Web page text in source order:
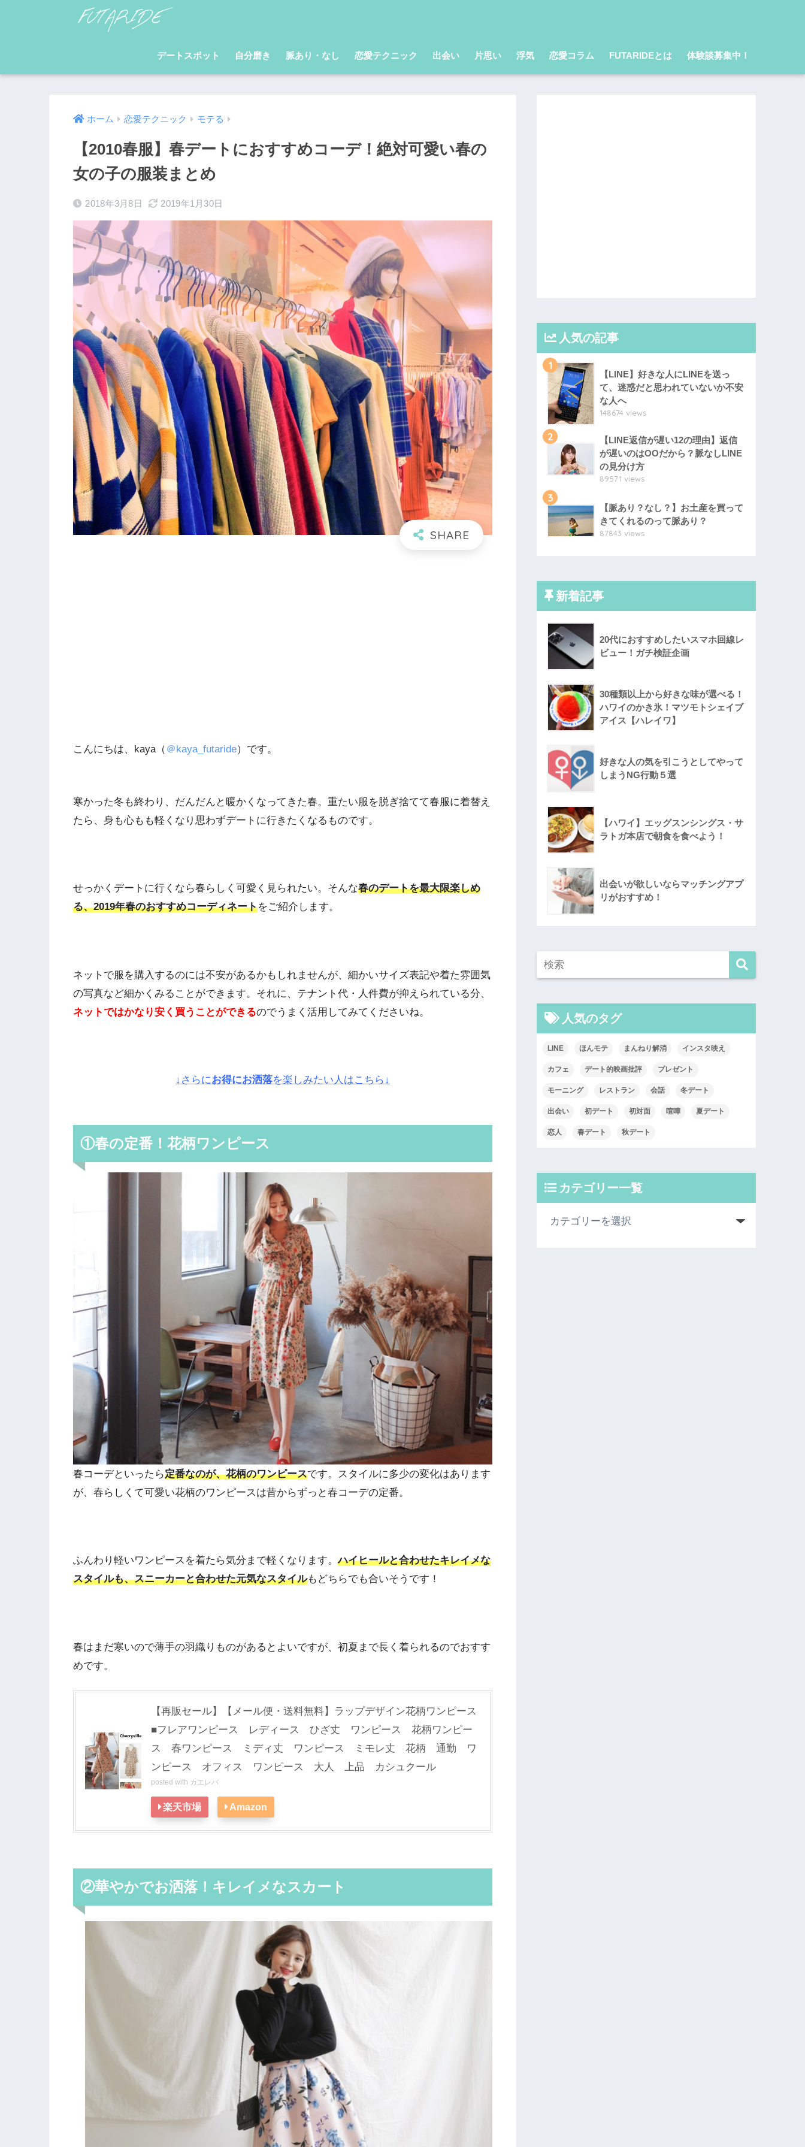
デートスポット 自分磨き 脈あり・なし 恋愛テクニック 出会い 片思い 浮気 恋愛コラム FUTARIDEとは 体験談募集中！
ホーム 恋愛テクニック モテる
【2010春服】春デートにおすすめコーデ！絶対可愛い春の
女の子の服装まとめ
2018年3月8日 2019年1月30日
こんにちは、kaya（ ＠kaya_futaride）です。
寒かった冬も終わり、だんだんと暖かくなってきた春。重たい服を脱ぎ捨てて春服に着替え
たら、身も心もも軽くなり思わずデートに行きたくなるものです。
せっかくデートに行くなら春らしく可愛く見られたい。そんな春のデートを最大限楽しめ
る、2019年春のおすすめコーディネートをご紹介します。
ネットで服を購入するのには不安があるかもしれませんが、細かいサイズ表記や着た雰囲気
の写真など細かくみることができます。それに、テナント代・人件費が抑えられている分、
ネットではかなり安く買うことができるのでうまく活用してみてくださいね。
↓さらにお得にお洒落を楽しみたい人はこちら↓
①春の定番！花柄ワンピース
春コーデといったら定番なのが、花柄のワンピースです。スタイルに多少の変化はあります
が、春らしくて可愛い花柄のワンピースは昔からずっと春コーデの定番。
ふんわり軽いワンピースを着たら気分まで軽くなります。ハイヒールと合わせたキレイメな
スタイルも、スニーカーと合わせた元気なスタイルもどちらでも合いそうです！
春はまだ寒いので薄手の羽織りものがあるとよいですが、初夏まで長く着られるのでおすす
めです。
【再販セール】【メール便・送料無料】ラップデザイン花柄ワンピース
■フレアワンピース レディース ひざ丈 ワンピース 花柄ワンピー
ス 春ワンピース ミディ丈 ワンピース ミモレ丈 花柄 通勤 ワ
ンピース オフィス ワンピース 大人 上品 カシュクール
posted with カエレバ
楽天市場 Amazon
②華やかでお洒落！キレイメなスカート
人気の記事
1
【LINE】好きな人にLINEを送っ
て、迷惑だと思われていないか不安
な人へ
148674 views
2
【LINE返信が遅い12の理由】返信
が遅いのはOOだから？脈なしLINE
の見分け方
89571 views
3
【脈あり？なし？】お土産を買って
きてくれるのって脈あり？
87843 views
新着記事
20代におすすめしたいスマホ回線レ
ビュー！ガチ検証企画
30種類以上から好きな味が選べる！
ハワイのかき氷！マツモトシェイブ
アイス【ハレイワ】
好きな人の気を引こうとしてやって
しまうNG行動５選
【ハワイ】エッグスンシングス・サ
ラトガ本店で朝食を食べよう！
出会いが欲しいならマッチングアプ
リがおすすめ！
人気のタグ
LINE ほんモテ まんねり解消 インスタ映え
カフェ デート的映画批評 プレゼント
モーニング レストラン 会話 冬デート
出会い 初デート 初対面 喧嘩 夏デート
恋人 春デート 秋デート
カテゴリー一覧